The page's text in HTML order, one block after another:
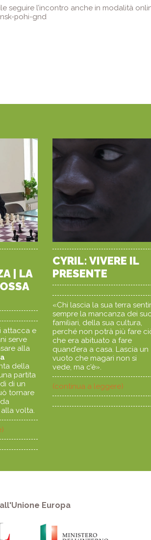
seguire l’incontro anche in modalità
pohi-gnd
| LA
attacca e
serve
alla
della
partita
di un
tornare
volta.
CYRIL: VIVERE IL
PRESENTE
«Chi lascia la sua terra
sempre la mancanza dei
familiari, della sua cultura,
perché non potrà più fare
che era abituato a fare
quand’era a casa. Lascia un
vuoto che magari non si
vede, ma c’è».
(continua a leggere)
Europa